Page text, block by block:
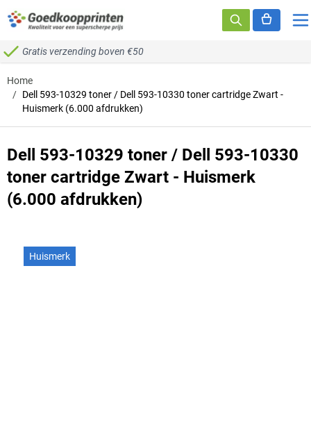
Ga naar de inhoud
Gratis verzending boven €50
Home
/ Dell 593-10329 toner / Dell 593-10330 toner cartridge Zwart -
Huismerk (6.000 afdrukken)
Dell 593-10329 toner / Dell 593-10330
toner cartridge Zwart - Huismerk
(6.000 afdrukken)
Huismerk